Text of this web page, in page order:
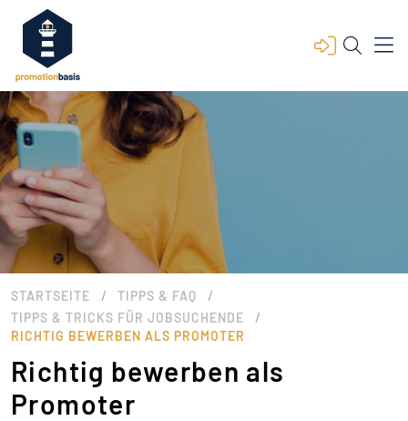
STARTSEITE / TIPPS & FAQ /
TIPPS & TRICKS FÜR JOBSUCHENDE /
RICHTIG BEWERBEN ALS PROMOTER
Richtig bewerben als
Promoter